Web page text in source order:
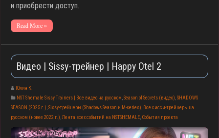
и приобрести доступ.
Read More »
Видео | Sissy-трейнер | Happy Otel 2
Юлия К.
NST Shemale Sissy Trainers | Все видео на русском ,Season of Secrets (видео) ,SHADOWS
SEASON (2025 г.) ,Sissy-трейнеры (Shadows Season и M-series)
Все сисси-трейнеры на
русском (новее 2022 г.) ,Лента всех событий на NSTSHEMALE События проекта